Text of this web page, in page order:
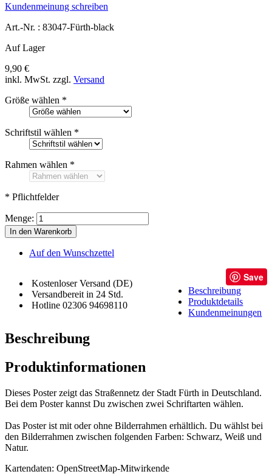
Kundenmeinung schreiben
Art.-Nr. : 83047-Fürth-black
Auf Lager
9,90 €
inkl. MwSt. zzgl. Versand
Größe wählen *
Schriftstil wählen *
Rahmen wählen *
* Pflichtfelder
Menge:
In den Warenkorb
Auf den Wunschzettel
Kostenloser Versand (DE)
Versandbereit in 24 Std.
Hotline 02306 94698110
Save
Beschreibung
Produktdetails
Kundenmeinungen
Beschreibung
Produktinformationen
Dieses Poster zeigt das Straßennetz der Stadt Fürth in Deutschland.
Bei dem Poster kannst Du zwischen zwei Schriftarten wählen.
Das Poster ist mit oder ohne Bilderrahmen erhältlich. Du wählst bei
den Bilderrahmen zwischen folgenden Farben: Schwarz, Weiß und
Natur.
Kartendaten: OpenStreetMap-Mitwirkende